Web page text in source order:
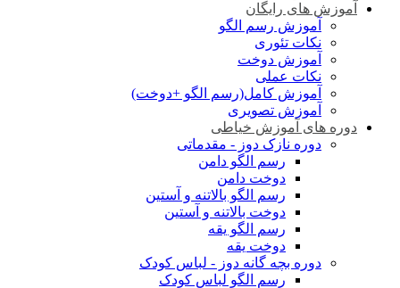
آموزش های رایگان
آموزش رسم الگو
نکات تئوری
آموزش دوخت
نکات عملی
آموزش کامل(رسم الگو +دوخت)
آموزش تصویری
دوره های آموزش خیاطی
دوره نازک دوز - مقدماتی
رسم الگو دامن
دوخت دامن
رسم الگو بالاتنه و آستین
دوخت بالاتنه و آستین
رسم الگو یقه
دوخت یقه
دوره بچه گانه دوز - لباس کودک
رسم الگو لباس کودک